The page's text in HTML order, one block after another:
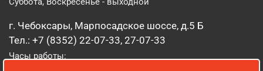
г. Чебоксары, Марпосадское шоссе, д.5 Б
Тел.: +7 (8352) 22-07-33, 27-07-33
Часы работы: